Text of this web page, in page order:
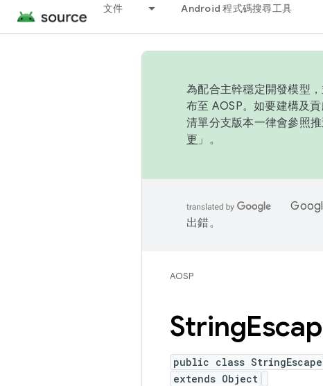
文件 Android 程式碼搜尋工具
為配合主幹穩定開發模型
布至 AOSP。如要建構及
清單分支版本一律會參照
更 」。
出錯。
AOSP
String
public class
extends Object